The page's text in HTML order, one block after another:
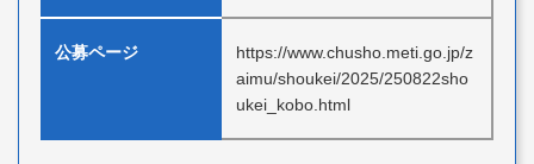
公募ページ
https://www.chusho.meti.go.jp/z
aimu/shoukei/2025/250822sho
ukei_kobo.html